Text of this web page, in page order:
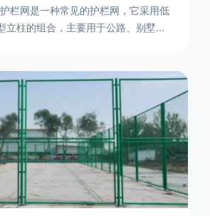
栏网是一种常见的护栏网，它采用低
立柱的组合，主要用于公路、别墅小
型护栏网的安装方法如下：先固定
谱柱，然后将网格钩在此色谱柱
色谱柱钩在网格上，然后将其拧紧，
套的安装即可。该安装牢固美观，不
桃型护栏网使